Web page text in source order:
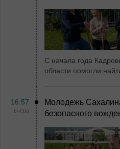
С начала года
области помогли
16:57
вчера
Молодежь
безопасного